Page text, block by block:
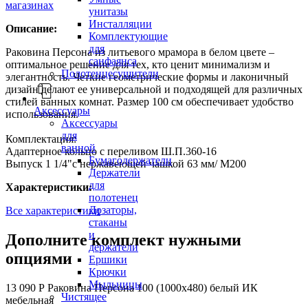
унитазы
Инсталляции
Комплектующие
для
санфаянса
Полотенцесушители
Аксессуары
Аксессуары
для
ванной
Бумагодержатели
Держатели
для
полотенец
Дозаторы,
стаканы
и
держатели
Ершики
Крючки
Мыльницы
Чистящее
магазинах
Описание:
Раковина Персона из литьевого мрамора в белом цвете –
оптимальное решение для тех, кто ценит минимализм и
элегантность. Четкие геометрические формы и лаконичный
дизайн делают ее универсальной и подходящей для различных
стилей ванных комнат. Размер 100 см обеспечивает удобство
использования.
Комплектация:
Адаптерное кольцо с переливом Ш.П.360-16
Выпуск 1 1/4"с нержавеющей чашкой 63 мм/ М200
Характеристики:
Все характеристики
Дополните комплект нужными
опциями
13 090 Р Раковина Персона 100 (1000х480) белый ИК
мебельная